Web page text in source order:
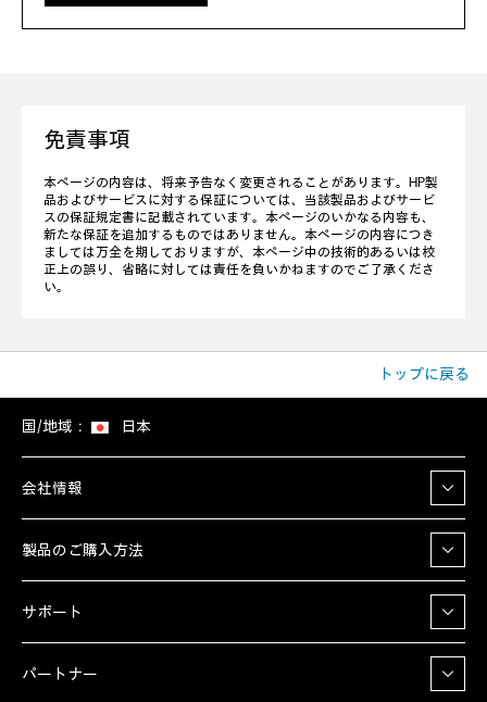
免責事項
本ページの内容は、将来予告なく変更されることがあります。HP製
品およびサービスに対する保証については、当該製品およびサービ
スの保証規定書に記載されています。本ページのいかなる内容も、
新たな保証を追加するものではありません。本ページの内容につき
ましては万全を期しておりますが、本ページ中の技術的あるいは校
正上の誤り、省略に対しては責任を負いかねますのでご了承くださ
い。
トップに戻る
国/地域： 日本
会社情報
製品のご購入方法
サポート
パートナー